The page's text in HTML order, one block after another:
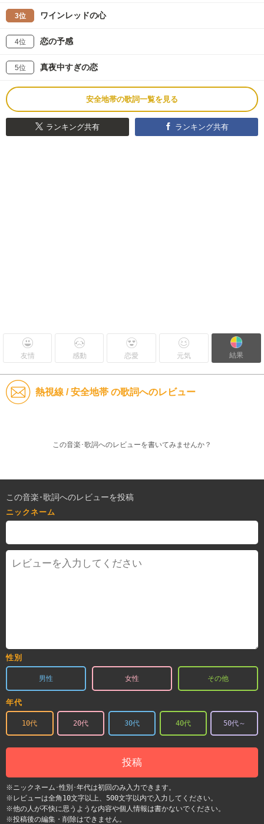
3位 ワインレッドの心
4位 恋の予感
5位 真夜中すぎの恋
安全地帯の歌詞一覧を見る
ランキング共有 ランキング共有
友情 感動 恋愛 元気 結果
熱視線 / 安全地帯 の歌詞へのレビュー
この音楽･歌詞へのレビューを書いてみませんか？
この音楽･歌詞へのレビューを投稿
ニックネーム
性別
男性 女性 その他
年代
10代 20代 30代 40代 50代～
投稿
※ニックネーム･性別･年代は初回のみ入力できます。
※レビューは全角10文字以上、500文字以内で入力してください。
※他の人が不快に思うような内容や個人情報は書かないでください。
※投稿後の編集・削除はできません。